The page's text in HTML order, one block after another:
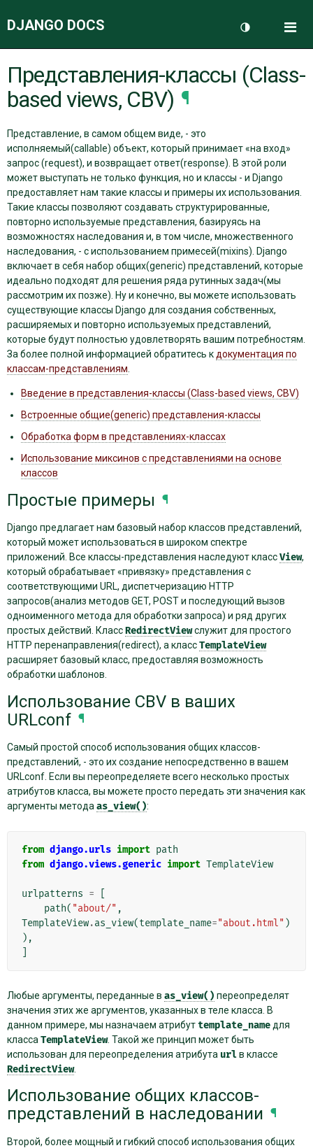
DJANGO DOCS
ДОКУМЕНТАЦИЯ
Представления-классы (Class-
based views, CBV) ¶
Представление, в самом общем виде, - это
исполняемый(callable) объект, который принимает «на вход»
запрос (request), и возвращает ответ(response). В этой роли
может выступать не только функция, но и классы - и Django
предоставляет нам такие классы и примеры их использования.
Такие классы позволяют создавать структурированные,
повторно используемые представления, базируясь на
возможностях наследования и, в том числе, множественного
наследования, - с использованием примесей(mixins). Django
включает в себя набор общих(generic) представлений, которые
идеально подходят для решения ряда рутинных задач(мы
рассмотрим их позже). Ну и конечно, вы можете использовать
существующие классы Django для создания собственных,
расширяемых и повторно используемых представлений,
которые будут полностью удовлетворять вашим потребностям.
За более полной информацией обратитесь кдокументация по
классам-представлениям.
Введение в представления-классы (Class-based views, CBV)
Встроенные общие(generic) представления-классы
Обработка форм в представлениях-классах
Использование миксинов с представлениями на основе
классов
Простые примеры ¶
Django предлагает нам базовый набор классов представлений,
который может использоваться в широком спектре
приложений. Все классы-представления наследуют классView,
который обрабатывает «привязку» представления с
соответствующими URL, диспетчеризацию HTTP
запросов(анализ методов GET, POST и последующий вызов
одноименного метода для обработки запроса) и ряд других
простых действий. КлассRedirectViewслужит для простого
HTTP перенаправления(redirect), а классTemplateView
расширяет базовый класс, предоставляя возможность
обработки шаблонов.
Использование CBV в ваших
URLconf ¶
Самый простой способ использования общих классов-
представлений, - это их создание непосредственно в вашем
URLconf. Если вы переопределяете всего несколько простых
атрибутов класса, вы можете просто передать эти значения как
аргументы метода as_view():
from django.urls import path
from django.views.generic import TemplateView
urlpatterns =
path( "about/" ,
TemplateView.as_view(template_name="about.html" )
),
Любые аргументы, переданные в as_view() переопределят
значения этих же аргументов, указанных в теле класса. В
данном примере, мы назначаем атрибутtemplate_name для
класса TemplateView. Такой же принцип может быть
использован для переопределения атрибута urlв классе
RedirectView.
Использование общих классов-
представлений в наследовании ¶
Второй, более мощный и гибкий способ использования общих